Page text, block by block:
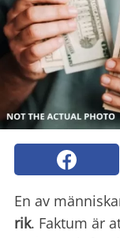
En av
rik. Faktum är